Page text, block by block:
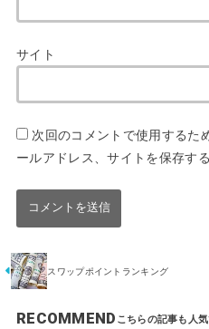
サイト
次回のコメントで使用するた
ールアドレス、サイトを保存する
スワップポイントランキング
RECOMMEND